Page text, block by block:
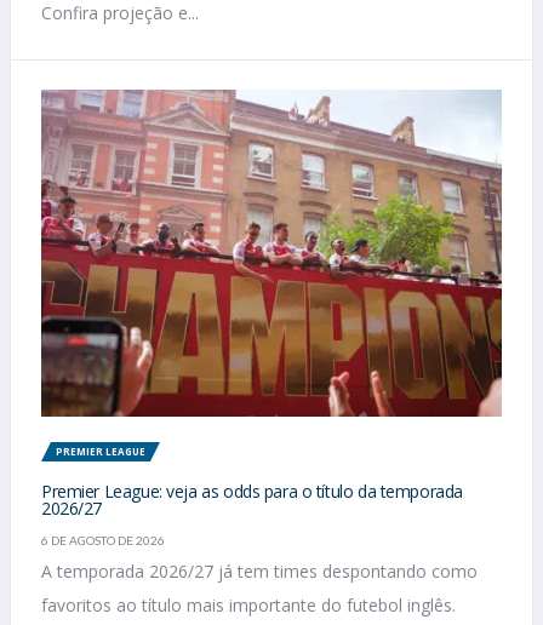
Confira projeção e...
PREMIER LEAGUE
Premier League: veja as odds para o título da temporada
2026/27
6 DE AGOSTO DE 2026
A temporada 2026/27 já tem times despontando como
favoritos ao título mais importante do futebol inglês.